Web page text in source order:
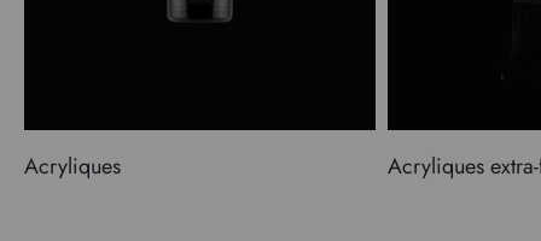
Acryliques Acryliques